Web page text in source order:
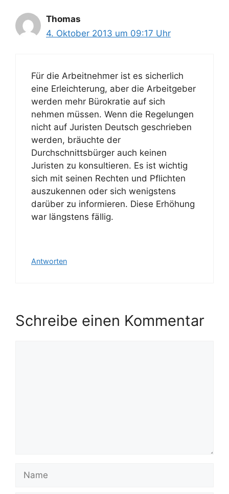
Thomas
4. Oktober 2013 um 09:17 Uhr
Für die Arbeitnehmer ist es sicherlich
eine Erleichterung, aber die Arbeitgeber
werden mehr Bürokratie auf sich
nehmen müssen. Wenn die Regelungen
nicht auf Juristen Deutsch geschrieben
werden, bräuchte der
Durchschnittsbürger auch keinen
Juristen zu konsultieren. Es ist wichtig
sich mit seinen Rechten und Pflichten
auszukennen oder sich wenigstens
darüber zu informieren. Diese Erhöhung
war längstens fällig.
Antworten
Schreibe einen Kommentar